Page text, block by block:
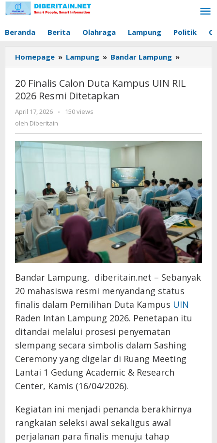
Lewati
ke
Beranda Berita Olahraga Lampung Politik
Homepage » Lampung » Bandar Lampung »
Finalis
Calon
Duta
2026
Resmi
20 Finalis Calon Duta Kampus UIN RIL
2026 Resmi Ditetapkan
April 17, 2026
oleh
-
150 views
oleh Diberitain
Bandar Lampung, diberitain.net – Sebanyak
20 mahasiswa resmi menyandang status
finalis dalam Pemilihan Duta Kampus UIN
Raden Intan Lampung 2026. Penetapan itu
ditandai melalui prosesi penyematan
slempang secara simbolis dalam Sashing
Ceremony yang digelar di Ruang Meeting
Lantai 1 Gedung Academic & Research
Center, Kamis (16/04/2026).
Kegiatan ini menjadi penanda berakhirnya
rangkaian seleksi awal sekaligus awal
perjalanan para finalis menuju tahap